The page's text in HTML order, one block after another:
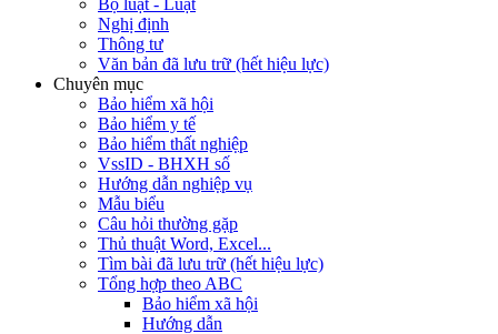
Bộ luật - Luật
Nghị định
Thông tư
Văn bản đã lưu trữ (hết hiệu lực)
Chuyên mục
Bảo hiểm xã hội
Bảo hiểm y tế
Bảo hiểm thất nghiệp
VssID - BHXH số
Hướng dẫn nghiệp vụ
Mẫu biểu
Câu hỏi thường gặp
Thủ thuật Word, Excel...
Tìm bài đã lưu trữ (hết hiệu lực)
Tổng hợp theo ABC
Bảo hiểm xã hội
Hướng dẫn